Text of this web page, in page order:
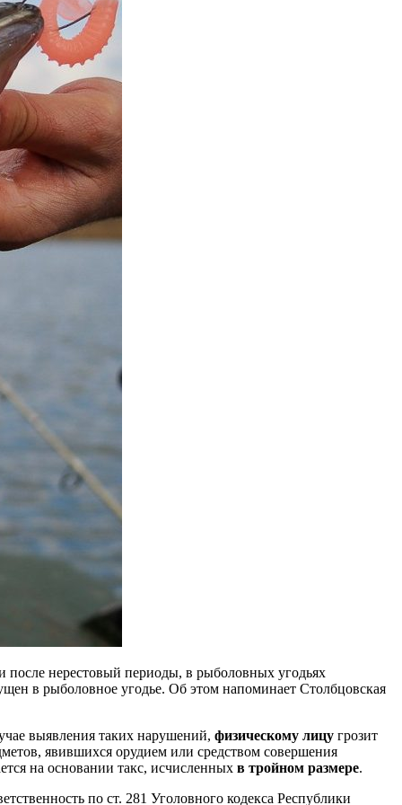
после нерестовый периоды, в рыболовных угодьях
в рыболовное угодье. Об этом напоминает Столбцовская
выявления таких нарушений, физическому лицу грозит
явившихся орудием или средством совершения
на основании такс, исчисленных в тройном размере.
по ст. 281 Уголовного кодекса Республики